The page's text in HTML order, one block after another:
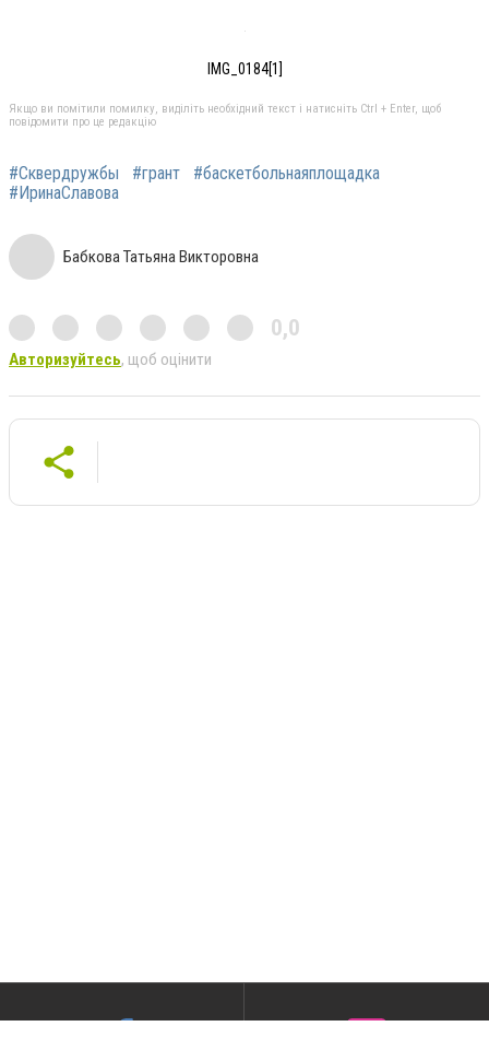
IMG_0184[1]
Якщо ви помітили помилку, виділіть необхідний текст і натисніть Ctrl + Enter, щоб
повідомити про це редакцію
#Сквердружбы #грант
#баскетбольнаяплощадка
#ИринаСлавова
Бабкова Татьяна Викторовна
0,0
Авторизуйтесь, щоб оцінити